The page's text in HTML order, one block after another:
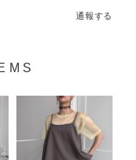
通報する